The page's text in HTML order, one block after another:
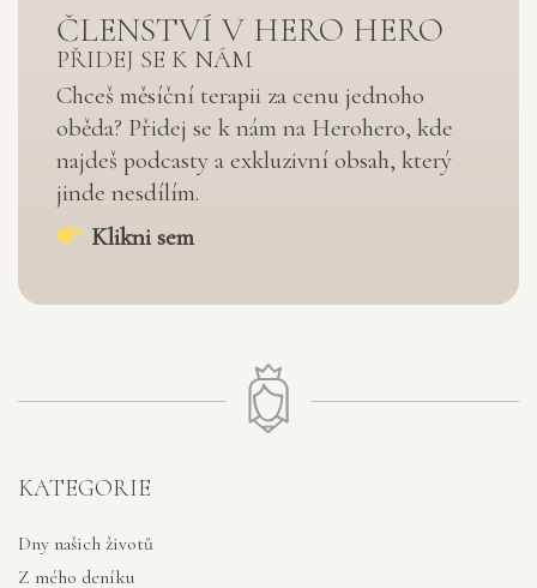
ČLENSTVÍ V HERO HERO
PŘIDEJ SE K NÁM
Chceš měsíční terapii za cenu jednoho
oběda? Přidej se k nám na Herohero, kde
najdeš podcasty a exkluzivní obsah, který
jinde nesdílím.
Klikni sem
KATEGORIE
Dny našich životů
Z mého deníku